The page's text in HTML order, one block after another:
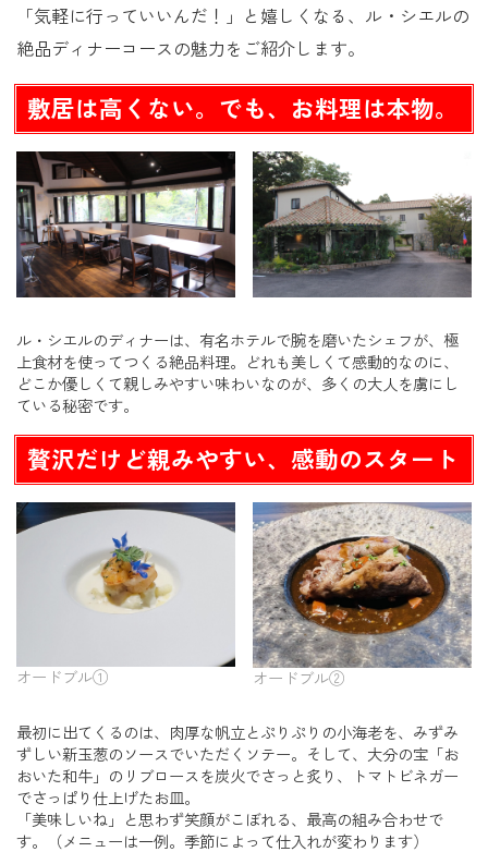
「気軽に行っていいんだ！」と嬉しくなる、ル・シエルの
絶品ディナーコースの魅力をご紹介します。
敷居は高くない。でも、お料理は本物。
ル・シエルのディナーは、有名ホテルで腕を磨いたシェフが、極
上食材を使ってつくる絶品料理。どれも美しくて感動的なのに、
どこか優しくて親しみやすい味わいなのが、多くの大人を虜にし
ている秘密です。
贅沢だけど親みやすい、感動のスタート
オードブル① オードブル②
最初に出てくるのは、肉厚な帆立とぷりぷりの小海老を、みずみ
ずしい新玉葱のソースでいただくソテー。そして、大分の宝「お
おいた和牛」のリブロースを炭火でさっと炙り、トマトビネガー
でさっぱり仕上げたお皿。
「美味しいね」と思わず笑顔がこぼれる、最高の組み合わせで
す。（メニューは一例。季節によって仕入れが変わります）